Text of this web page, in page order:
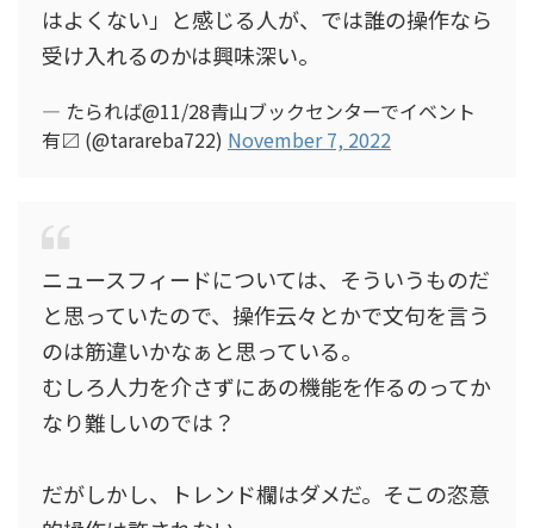
はよくない」と感じる人が、では誰の操作なら
受け入れるのかは興味深い。
— たられば@11/28青山ブックセンターでイベント
有〼 (@tarareba722) November 7, 2022
ニュースフィードについては、そういうものだ
と思っていたので、操作云々とかで文句を言う
のは筋違いかなぁと思っている。
むしろ人力を介さずにあの機能を作るのってか
なり難しいのでは？
だがしかし、トレンド欄はダメだ。そこの恣意